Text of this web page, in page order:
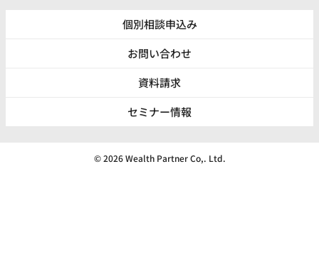
個別相談申込み
お問い合わせ
資料請求
セミナー情報
© 2026 Wealth Partner Co,. Ltd.